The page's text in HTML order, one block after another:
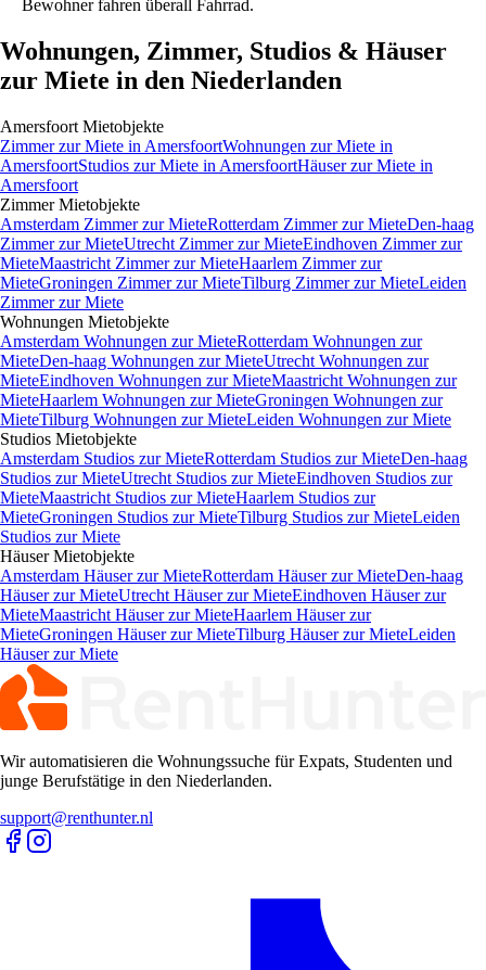
Bewohner fahren überall Fahrrad.
Wohnungen, Zimmer, Studios & Häuser
zur Miete in den Niederlanden
Amersfoort Mietobjekte
Zimmer zur Miete in AmersfoortWohnungen zur Miete in
AmersfoortStudios zur Miete in AmersfoortHäuser zur Miete in
Amersfoort
Zimmer Mietobjekte
Amsterdam Zimmer zur MieteRotterdam Zimmer zur MieteDen-haag
Zimmer zur MieteUtrecht Zimmer zur MieteEindhoven Zimmer zur
MieteMaastricht Zimmer zur MieteHaarlem Zimmer zur
MieteGroningen Zimmer zur MieteTilburg Zimmer zur MieteLeiden
Zimmer zur Miete
Wohnungen Mietobjekte
Amsterdam Wohnungen zur MieteRotterdam Wohnungen zur
MieteDen-haag Wohnungen zur MieteUtrecht Wohnungen zur
MieteEindhoven Wohnungen zur MieteMaastricht Wohnungen zur
MieteHaarlem Wohnungen zur MieteGroningen Wohnungen zur
MieteTilburg Wohnungen zur MieteLeiden Wohnungen zur Miete
Studios Mietobjekte
Amsterdam Studios zur MieteRotterdam Studios zur MieteDen-haag
Studios zur MieteUtrecht Studios zur MieteEindhoven Studios zur
MieteMaastricht Studios zur MieteHaarlem Studios zur
MieteGroningen Studios zur MieteTilburg Studios zur MieteLeiden
Studios zur Miete
Häuser Mietobjekte
Amsterdam Häuser zur MieteRotterdam Häuser zur MieteDen-haag
Häuser zur MieteUtrecht Häuser zur MieteEindhoven Häuser zur
MieteMaastricht Häuser zur MieteHaarlem Häuser zur
MieteGroningen Häuser zur MieteTilburg Häuser zur MieteLeiden
Häuser zur Miete
Wir automatisieren die Wohnungssuche für Expats, Studenten und
junge Berufstätige in den Niederlanden.
support@renthunter.nl